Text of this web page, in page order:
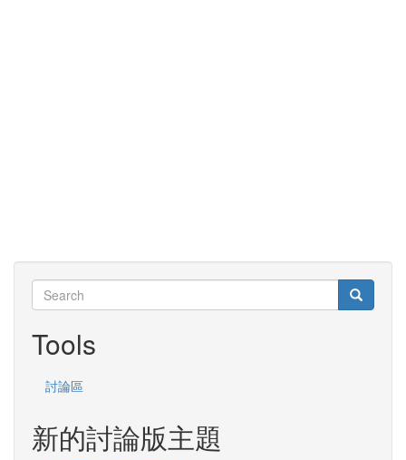
Search
Search Search
Tools
討論區
新的討論版主題